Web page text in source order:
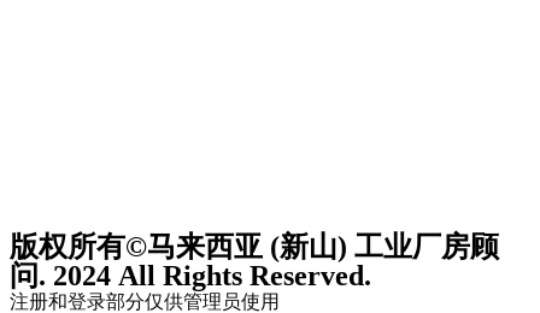
版权所有©马来西亚 (新山) 工业厂房顾
问. 2024 All Rights Reserved.
注册和登录部分仅供管理员使用